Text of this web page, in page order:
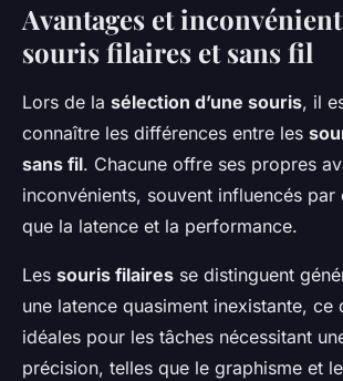
Avantages et
souris filaires et sans fil
Lors de la sélection d’une souris, il
connaître les différences entre les
sans fil. Chacune offre ses propres
inconvénients, souvent influencés par
que la latence et la performance.
Les souris filaires se distinguent
une latence quasiment inexistante, ce
idéales pour les tâches nécessitant
précision, telles que le graphisme et